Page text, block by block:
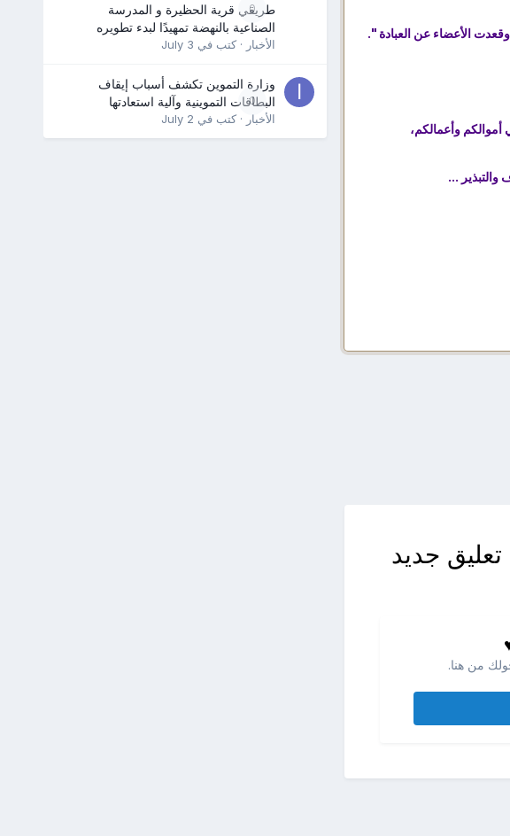
الأعضاء عن العبادة ".
أموالكم وأعمالكم،
والتبذير ...
جديد
من هنا.
0
طريقي قرية الحظيرة و المدرسة
الصناعية بالنهضة تمهيدًا لبدء تطويره
الأخبار · كتب في July 3
0
وزارة التموين تكشف أسباب إيقاف
البطاقات التموينية وآلية استعادتها
الأخبار · كتب في July 2